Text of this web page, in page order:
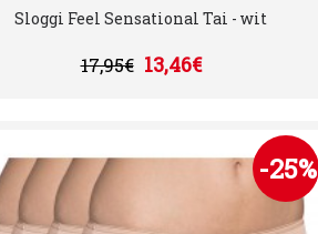
Sloggi Feel Sensational Tai - wit
17,95€ 13,46€
-25%